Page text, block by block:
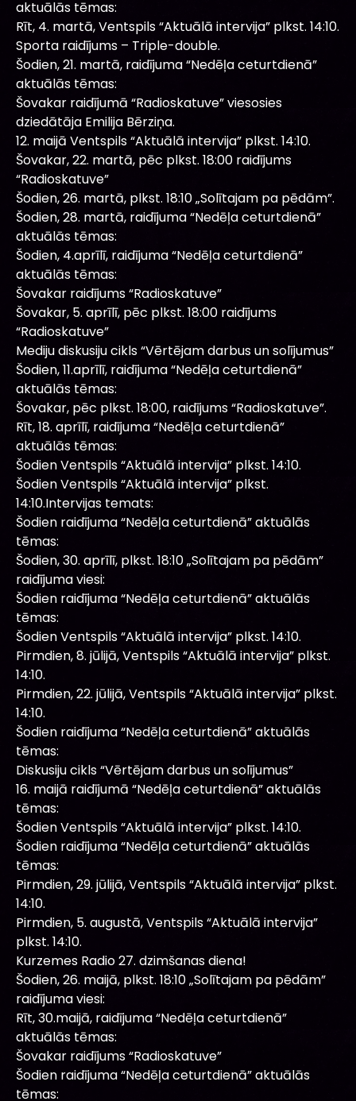
aktuālās tēmas:
Rīt, 4. martā, Ventspils “Aktuālā intervija” plkst. 14:10.
Sporta raidījums – Triple-double.
Šodien, 21. martā, raidījuma “Nedēļa ceturtdienā”
aktuālās tēmas:
Šovakar raidījumā “Radioskatuve” viesosies
dziedātāja Emilija Bērziņa.
12. maijā Ventspils “Aktuālā intervija” plkst. 14:10.
Šovakar, 22. martā, pēc plkst. 18:00 raidījums
“Radioskatuve”
Šodien, 26. martā, plkst. 18:10 „Solītajam pa pēdām”.
Šodien, 28. martā, raidījuma “Nedēļa ceturtdienā”
aktuālās tēmas:
Šodien, 4.aprīlī, raidījuma “Nedēļa ceturtdienā”
aktuālās tēmas:
Šovakar raidījums “Radioskatuve”
Šovakar, 5. aprīlī, pēc plkst. 18:00 raidījums
“Radioskatuve”
Mediju diskusiju cikls “Vērtējam darbus un solījumus”
Šodien, 11.aprīlī, raidījuma “Nedēļa ceturtdienā”
aktuālās tēmas:
Šovakar, pēc plkst. 18:00, raidījums “Radioskatuve”.
Rīt, 18. aprīlī, raidījuma “Nedēļa ceturtdienā”
aktuālās tēmas:
Šodien Ventspils “Aktuālā intervija” plkst. 14:10.
Šodien Ventspils “Aktuālā intervija” plkst.
14:10.Intervijas temats:
Šodien raidījuma “Nedēļa ceturtdienā” aktuālās
tēmas:
Šodien, 30. aprīlī, plkst. 18:10 „Solītajam pa pēdām”
raidījuma viesi:
Šodien raidījuma “Nedēļa ceturtdienā” aktuālās
tēmas:
Šodien Ventspils “Aktuālā intervija” plkst. 14:10.
Pirmdien, 8. jūlijā, Ventspils “Aktuālā intervija” plkst.
14:10.
Pirmdien, 22. jūlijā, Ventspils “Aktuālā intervija” plkst.
14:10.
Šodien raidījuma “Nedēļa ceturtdienā” aktuālās
tēmas:
Diskusiju cikls “Vērtējam darbus un solījumus”
16. maijā raidījumā “Nedēļa ceturtdienā” aktuālās
tēmas:
Šodien Ventspils “Aktuālā intervija” plkst. 14:10.
Šodien raidījuma “Nedēļa ceturtdienā” aktuālās
tēmas:
Pirmdien, 29. jūlijā, Ventspils “Aktuālā intervija” plkst.
14:10.
Pirmdien, 5. augustā, Ventspils “Aktuālā intervija”
plkst. 14:10.
Kurzemes Radio 27. dzimšanas diena!
Šodien, 26. maijā, plkst. 18:10 „Solītajam pa pēdām”
raidījuma viesi:
Rīt, 30.maijā, raidījuma “Nedēļa ceturtdienā”
aktuālās tēmas:
Šovakar raidījums “Radioskatuve”
Šodien raidījuma “Nedēļa ceturtdienā” aktuālās
tēmas: